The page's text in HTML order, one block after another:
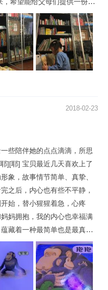
妈在抱抱；小蜥蜴 和妈妈在
想妈妈了（语气伤感），他
说（委屈难
象妈妈说（慈
里，温馨地抱抱；小长颈鹿
；小河马趴在妈妈背上，开
！他大声地哭喊（崩
，伤心
慰小猩猩（心疼、同
一定会找到妈妈的！” （停
时候，小猩猩的妈妈出现
小猩猩回头一看（惊喜、激
地抱在一起，（语速慢下
妈喽！” 小猩猩特别
说（甜甜地可爱地）：“谢谢
！” 所有的小动物都
2018-02-23
些陪伴她的点点滴滴，所思
][耶] 宝贝最近几天喜欢上了
象，故事情节简单、真挚、
之后，内心也有些不平静，
始，替小猩猩着急，心疼
妈拥抱，我的内心也幸福满
藏着一种最简单也是最真挚
猩母子之间最原始的那份挚
的那份关爱[爱心]有小动物相
在一个一个深深的拥抱中。
感受到了快乐及温暖。每一